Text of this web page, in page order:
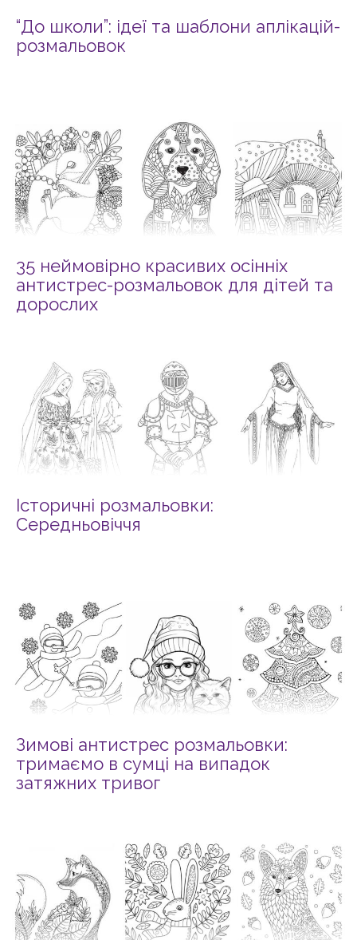
“До школи”: ідеї та шаблони аплікацій-
розмальовок
35 неймовірно красивих осінніх
антистрес-розмальовок для дітей та
дорослих
Історичні розмальовки:
Середньовіччя
Зимові антистрес розмальовки:
тримаємо в сумці на випадок
затяжних тривог